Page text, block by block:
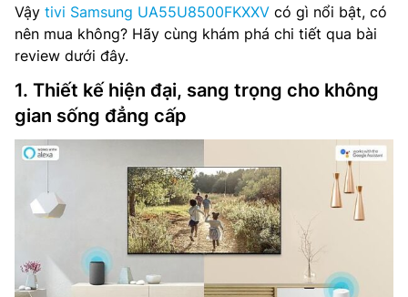
Vậy tivi Samsung UA55U8500FKXXV có gì nổi bật, có
nên mua không? Hãy cùng khám phá chi tiết qua bài
review dưới đây.
1. Thiết kế hiện đại, sang trọng cho không
gian sống đẳng cấp